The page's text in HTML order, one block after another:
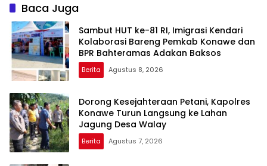
Baca Juga
Sambut HUT ke-81 RI, Imigrasi Kendari
Kolaborasi Bareng Pemkab Konawe dan
BPR Bahteramas Adakan Baksos
Berita Agustus 8, 2026
Dorong Kesejahteraan Petani, Kapolres
Konawe Turun Langsung ke Lahan
Jagung Desa Walay
Berita Agustus 7, 2026